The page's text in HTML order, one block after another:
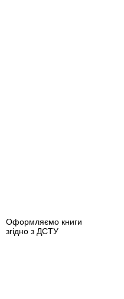
Оформляємо книги
згідно з ДСТУ